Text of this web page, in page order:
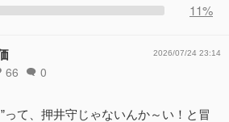
11%
66 0
2026/07/24 23:14
って、押井守じゃないんか～い！と冒